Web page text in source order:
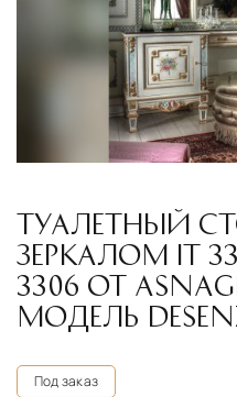
ТУАЛЕТНЫЙ
ЗЕРКАЛОМ IT
3306 ОТ
МОДЕЛЬ
Под заказ